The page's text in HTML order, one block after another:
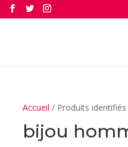
Accueil / Produits
bijou